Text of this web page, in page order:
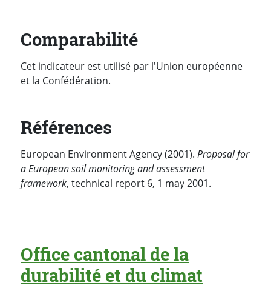
Comparabilité
Cet indicateur est utilisé par l'Union européenne
et la Confédération.
Références
European Environment Agency (2001). Proposal for
a European soil monitoring and assessment
framework, technical report 6, 1 may 2001.
Office cantonal de la
durabilité et du climat